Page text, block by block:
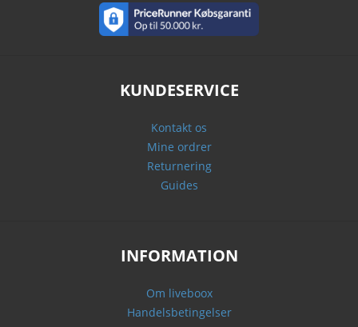
KUNDESERVICE
Kontakt os
Mine ordrer
Returnering
Guides
INFORMATION
Om liveboox
Handelsbetingelser